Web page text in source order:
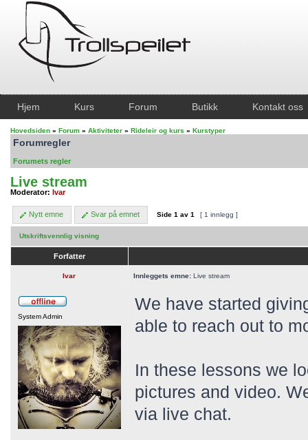
Hjem Kurs Forum Butikk Kontakt oss
Hovedsiden » Forum » Aktiviteter » Rideleir og kurs » Kurstyper
Forumregler
Forumets regler
Live stream
Moderator: Ivar
Nytt emne Svar på emnet Side 1 av 1 [ 1 innlegg ]
Utskriftsvennlig visning
Forfatter
Ivar Innleggets emne: Live stream
System Admin
We have started
able to reach out to
In these lessons we
pictures and video.
via live chat.